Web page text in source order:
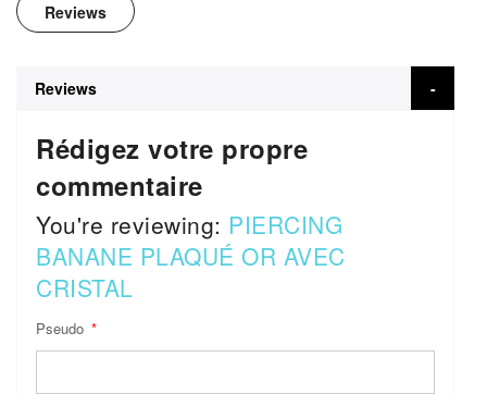
Reviews
Reviews
Rédigez votre propre
commentaire
You're reviewing: PIERCING
BANANE PLAQUÉ OR AVEC
CRISTAL
Pseudo